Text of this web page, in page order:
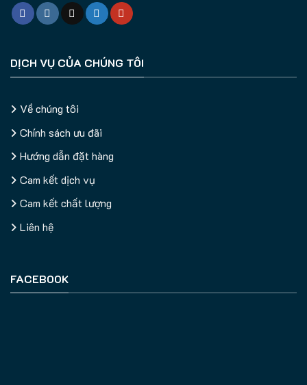
DỊCH VỤ CỦA CHÚNG TÔI
Về chúng tôi
Chính sách ưu đãi
Hướng dẫn đặt hàng
Cam kết dịch vụ
Cam kết chất lượng
Liên hệ
FACEBOOK